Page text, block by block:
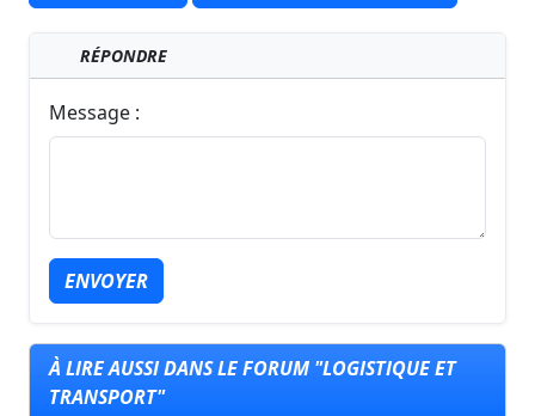
RÉPONDRE
Message :
ENVOYER
À LIRE AUSSI DANS LE FORUM "LOGISTIQUE ET
TRANSPORT"